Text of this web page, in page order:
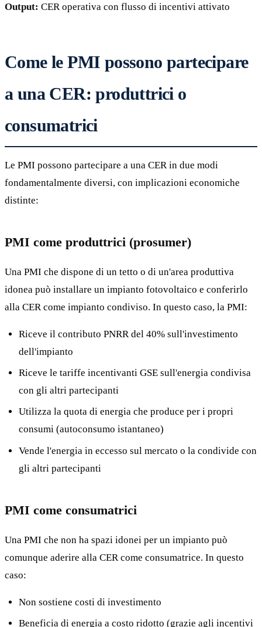
Output: CER operativa con flusso di incentivi attivato
Come le PMI possono partecipare
a una CER: produttrici o
consumatrici
Le PMI possono partecipare a una CER in due modi
fondamentalmente diversi, con implicazioni economiche
distinte:
PMI come produttrici (prosumer)
Una PMI che dispone di un tetto o di un'area produttiva
idonea può installare un impianto fotovoltaico e conferirlo
alla CER come impianto condiviso. In questo caso, la PMI:
Riceve il contributo PNRR del 40% sull'investimento
dell'impianto
Riceve le tariffe incentivanti GSE sull'energia condivisa
con gli altri partecipanti
Utilizza la quota di energia che produce per i propri
consumi (autoconsumo istantaneo)
Vende l'energia in eccesso sul mercato o la condivide con
gli altri partecipanti
PMI come consumatrici
Una PMI che non ha spazi idonei per un impianto può
comunque aderire alla CER come consumatrice. In questo
caso:
Non sostiene costi di investimento
Beneficia di energia a costo ridotto (grazie agli incentivi